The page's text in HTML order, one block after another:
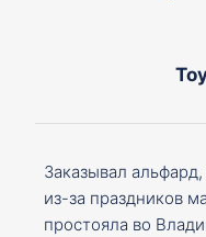
Заказывал
из-за праздников
простояла во